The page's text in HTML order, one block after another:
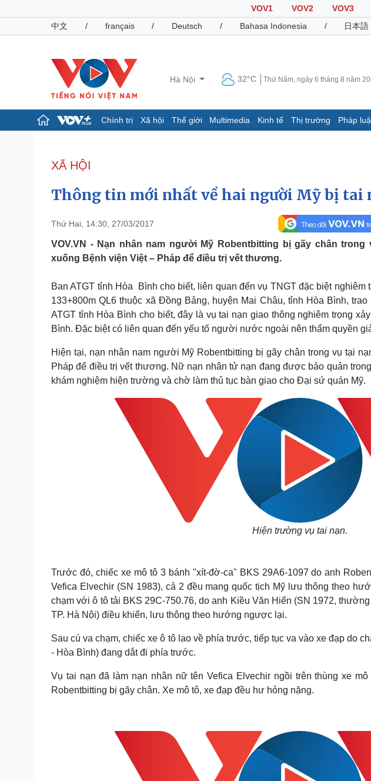
VOV1 VOV2 VOV3
中文
/ français / Deutsch / Bahasa Indonesia / 日本語
Hà Nội 32°C Thứ Năm, ngày 6 tháng 8 năm
Chính trị Xã hội Thế giới Multimedia Kinh tế Thị trường Pháp
Đảng
Tổ chức nhân sự
Nhận diện sự thật
Giáo dục
Dấu ấn VOV
Pháp luật
Vụ án
Tư vấn luật
Quân sự - Quốc phòng
Vũ khí
Phân tích
Thể thao
Thế giới thể thao
eSports
Sức khỏe
Cây thuốc
Sản phụ khoa
Nhi khoa
Làm đẹp - giảm cân
Phòng mạch online
Đời sống
Blog
Tình yêu - Gia đình
Văn hóa
Văn học
Âm nhạc
Di sản
XÃ HỘI
Thông tin mới nhất về hai người Mỹ bị tai
Thứ Hai, 14:30, 27/03/2017
VOV.VN - Nạn nhân nam người Mỹ Robentbitting bị gãy chân
xuống Bệnh viện Việt – Pháp để điều trị vết thương.
Ban ATGT tỉnh Hòa Bình cho biết, liên quan đến vụ TNGT đặc biệt nghiêm
133+800m QL6 thuộc xã Đồng Bảng, huyện Mai Châu, tỉnh Hòa Bình, trao
ATGT tỉnh Hòa Bình cho biết, đây là vụ tai nạn giao thông nghiêm trọng
Bình. Đặc biệt có liên quan đến yếu tố người nước ngoài nên thẩm quyền
Hiện tại, nạn nhân nam người Mỹ Robentbitting bị gãy chân trong vụ tại
Pháp để điều trị vết thương. Nữ nạn nhân tử nạn đang được bảo quản
khám nghiệm hiện trường và chờ làm thủ tục bàn giao cho Đại sứ quán Mỹ.
Hiện trường vụ tai nạn.
Trước đó, chiếc xe mô tô 3 bánh "xít-đờ-ca" BKS 29A6-1097 do anh
Vefica Elvechir (SN 1983), cả 2 đều mang quốc tịch Mỹ lưu thông theo
chạm với ô tô tải BKS 29C-750.76, do anh Kiều Văn Hiển (SN 1972,
TP. Hà Nội) điều khiển, lưu thông theo hướng ngược lại.
Sau cú va chạm, chiếc xe ô tô lao về phía trước, tiếp tục va vào xe đạp do
- Hòa Bình) đang dắt đi phía trước.
Vụ tai nạn đã làm nạn nhân nữ tên Vefica Elvechir ngồi trên thùng xe
Robentbitting bị gãy chân. Xe mô tô, xe đạp đều hư hỏng nặng.